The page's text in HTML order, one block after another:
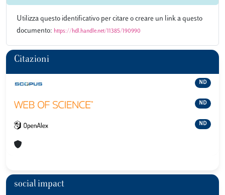
Utilizza questo identificativo per citare o creare un link a questo
documento: https://hdl.handle.net/11385/190990
Citazioni
ND
ND
ND
social impact